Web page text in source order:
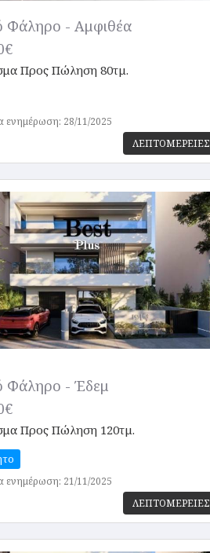
Φάληρο - Αμφιθέα
Προς Πώληση 80τμ.
ενημέρωση: 28/11/2025
ΛΕΠΤΟΜΕΡΕΙΕΣ
Φάληρο - Έδεμ
Προς Πώληση 120τμ.
ενημέρωση: 21/11/2025
ΛΕΠΤΟΜΕΡΕΙΕΣ